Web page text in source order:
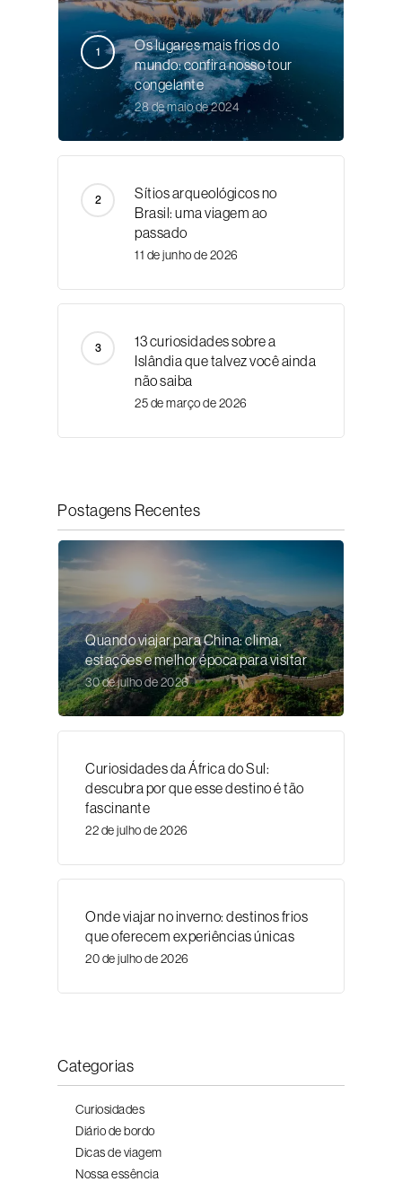
Os lugares mais frios do
mundo: confira nosso tour
congelante
28 de maio de 2024
Sítios arqueológicos no
Brasil: uma viagem ao
passado
11 de junho de 2026
13 curiosidades sobre a
Islândia que talvez você ainda
não saiba
25 de março de 2026
Postagens Recentes
Quando viajar para China: clima,
estações e melhor época para visitar
30 de julho de 2026
Curiosidades da África do Sul:
descubra por que esse destino é tão
fascinante
22 de julho de 2026
Onde viajar no inverno: destinos frios
que oferecem experiências únicas
20 de julho de 2026
Categorias
Curiosidades
Diário de bordo
Dicas de viagem
Nossa essência